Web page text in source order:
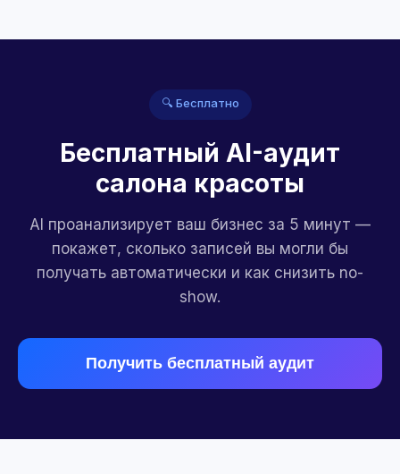
🔍 Бесплатно
Бесплатный AI-аудит
салона красоты
AI проанализирует ваш бизнес за 5 минут —
покажет, сколько записей вы могли бы
получать автоматически и как снизить no-
show.
Получить бесплатный аудит